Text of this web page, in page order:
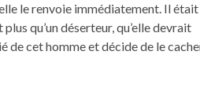
le renvoie immédiatement. Il était
qu’un déserteur, qu’elle devrait
de cet homme et décide de le